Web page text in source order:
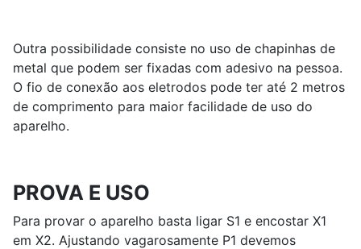
Outra possibilidade consiste no uso de chapinhas de
metal que podem ser fixadas com adesivo na pessoa.
O fio de conexão aos eletrodos pode ter até 2 metros
de comprimento para maior facilidade de uso do
aparelho.
PROVA E USO
Para provar o aparelho basta ligar S1 e encostar X1
em X2. Ajustando vagarosamente P1 devemos